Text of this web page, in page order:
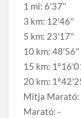
1 mi: 6'37''
3 km: 12'46''
5 km: 23'17''
10 km: 48'56''
15 km:
20 km:
Mitja Marató:
Marató: -